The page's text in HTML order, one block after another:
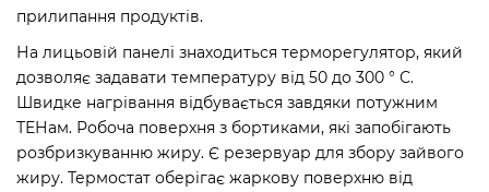
прилипання продуктів.
На лицьовій панелі знаходиться терморегулятор, який
дозволяє задавати температуру від 50 до 300 ° С.
Швидке нагрівання відбувається завдяки потужним
ТЕНам. Робоча поверхня з бортиками, які запобігають
розбризкуванню жиру. Є резервуар для збору зайвого
жиру. Термостат оберігає жаркову поверхню від